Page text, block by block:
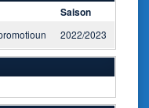
Saison
2022/2023